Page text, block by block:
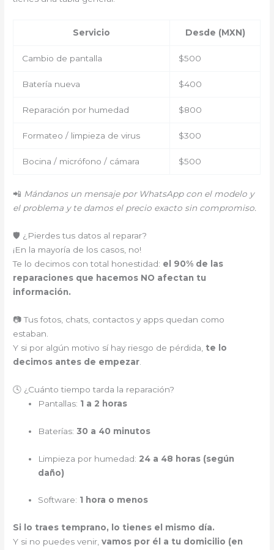
Servicio Desde (MXN)
Cambio de pantalla $500
Batería nueva $400
Reparación por humedad $800
Formateo / limpieza de virus $300
Bocina / micrófono / cámara $500
📲 Mándanos un mensaje por WhatsApp con el modelo y
el problema y te damos el precio exacto sin compromiso.
🛡️ ¿Pierdes tus datos al reparar?
¡En la mayoría de los casos, no!
Te lo decimos con total honestidad: el 90% de las
reparaciones que hacemos NO afectan tu
información.
📷 Tus fotos, chats, contactos y apps quedan como
estaban.
Y si por algún motivo sí hay riesgo de pérdida, te lo
decimos antes de empezar
🕓 ¿Cuánto tiempo tarda la reparación?
Pantallas: 1 a 2 horas
Baterías:30 a 40 minutos
Limpieza por humedad: 24 a 48 horas (según
daño)
Software: 1 hora o menos
Si lo traes temprano, lo tienes el mismo día.
Y si no puedes venir,vamos por él a tu domicilio (en